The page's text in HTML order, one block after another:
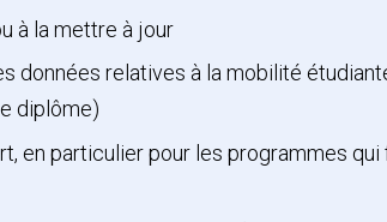
à la mettre à jour
données relatives à la mobilité
diplôme)
en particulier pour les programmes qui